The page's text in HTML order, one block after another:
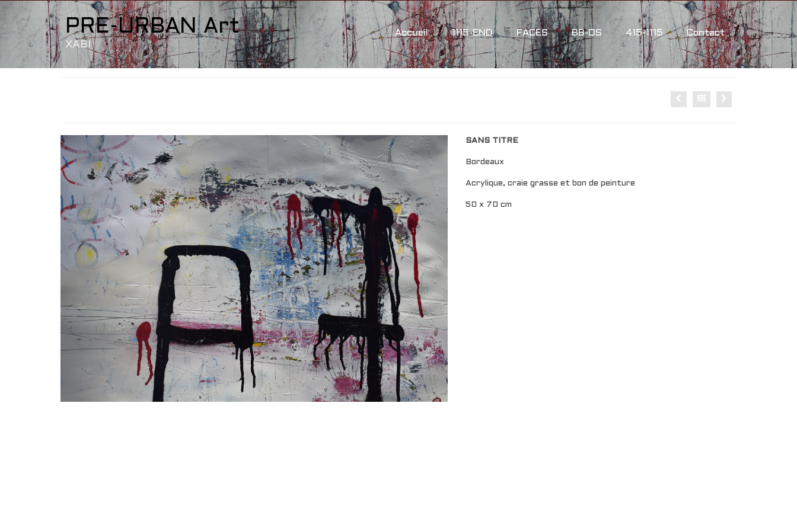
PRE-URBAN Art
XABI
Accueil 1115-END FACES BB-OS 415-1115 Contact
SANS TITRE
Bordeaux
Acrylique, craie grasse et bon de peinture
50 x 70 cm